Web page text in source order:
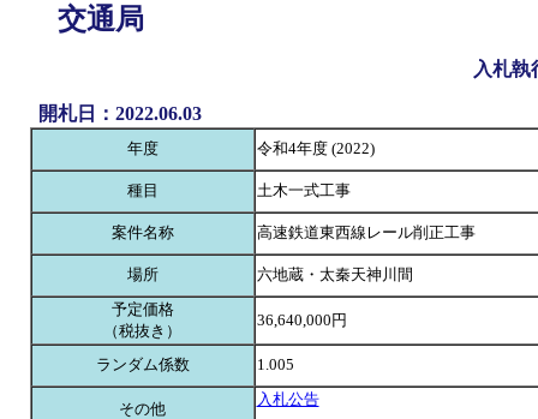
交通局
入札執
開札日：2022.06.03
年度 令和4年度 (2022)
種目 土木一式工事
案件名称 高速鉄道東西線レール削正工事
場所
六地蔵・太秦天神川間
予定価格
（税抜き）
36,640,000円
ランダム係数 1.005
その他
入札公告